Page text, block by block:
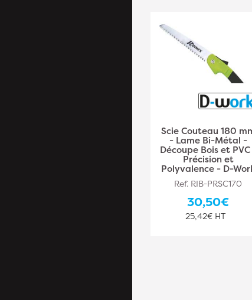
Scie Couteau 180
- Lame Bi-Métal -
Découpe Bois et
Précision et
Polyvalence - D-
Ref. RIB-PRSC170
30,50€
25,42€ HT